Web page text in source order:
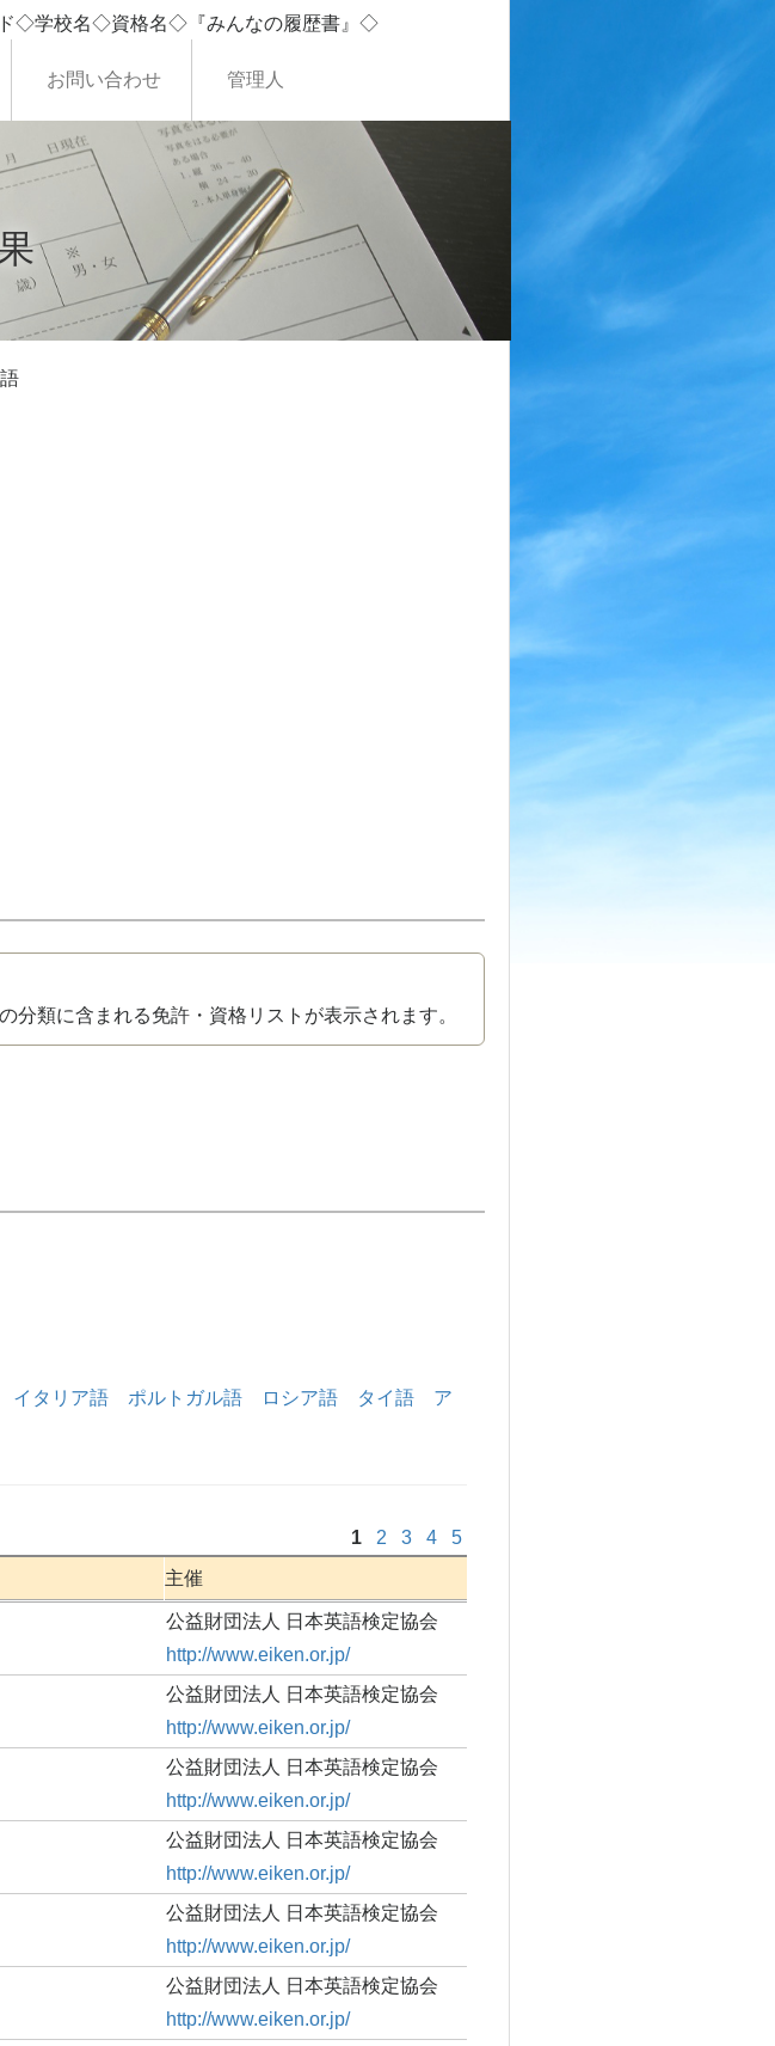
◇学校名◇資格名◇『みんなの履歴書』◇
お問い合わせ 管理人
類に含まれる免許・資格リストが表示されます。
イタリア語 ポルトガル語 ロシア語 タイ語
ア
1 2 3 4
5
主催
公益財団法人 日本英語検定協会
http://www.eiken.or.jp/
公益財団法人 日本英語検定協会
http://www.eiken.or.jp/
公益財団法人 日本英語検定協会
http://www.eiken.or.jp/
公益財団法人 日本英語検定協会
http://www.eiken.or.jp/
公益財団法人 日本英語検定協会
http://www.eiken.or.jp/
公益財団法人 日本英語検定協会
http://www.eiken.or.jp/